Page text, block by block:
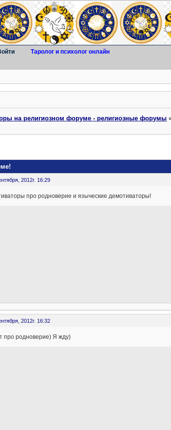
Таролог и психолог онлайн
на религиозном форуме - религиозные форумы
2012г. 16:29
про родноверие и языческие демотиваторы!
2012г. 16:32
про родноверие) Я жду)